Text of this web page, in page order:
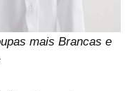
mais Brancas e